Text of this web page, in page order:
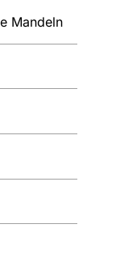
Mandeln